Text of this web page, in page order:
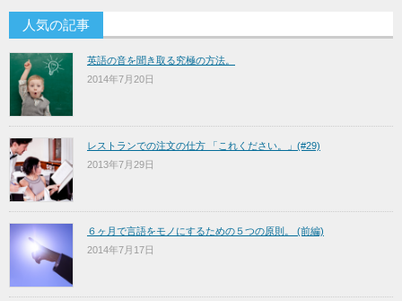
人気の記事
英語の音を聞き取る究極の方法。
2014年7月20日
レストランでの注文の仕方 「これください。」(#29)
2013年7月29日
６ヶ月で言語をモノにするための５つの原則。 (前編)
2014年7月17日